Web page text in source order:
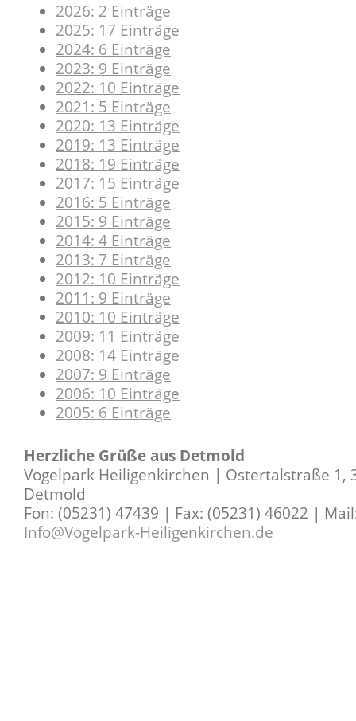
2026: 2 Einträge
2025: 17 Einträge
2024: 6 Einträge
2023: 9 Einträge
2022: 10 Einträge
2021: 5 Einträge
2020: 13 Einträge
2019: 13 Einträge
2018: 19 Einträge
2017: 15 Einträge
2016: 5 Einträge
2015: 9 Einträge
2014: 4 Einträge
2013: 7 Einträge
2012: 10 Einträge
2011: 9 Einträge
2010: 10 Einträge
2009: 11 Einträge
2008: 14 Einträge
2007: 9 Einträge
2006: 10 Einträge
2005: 6 Einträge
Herzliche Grüße aus Detmold
Vogelpark Heiligenkirchen | Ostertalstraße 1,
Detmold
Fon: (05231) 47439 | Fax: (05231) 46022 |
Info@Vogelpark-Heiligenkirchen.de